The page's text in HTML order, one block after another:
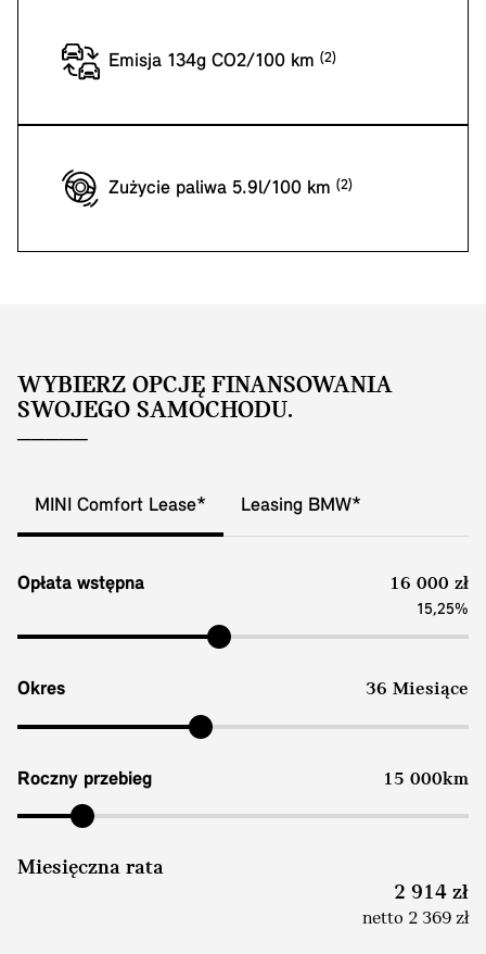
Emisja 134g CO2/100 km
Zużycie paliwa 5.9l/100 km
WYBIERZ OPCJĘ FINANSOWANIA
SWOJEGO SAMOCHODU.
MINI Comfort Lease* Leasing BMW*
Opłata wstępna 16 000 zł
15,25%
Okres 36 Miesiące
Roczny przebieg 15 000km
Miesięczna rata
2 914 zł
netto 2 369 zł